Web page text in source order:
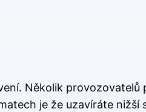
Několik
je že uzavíráte